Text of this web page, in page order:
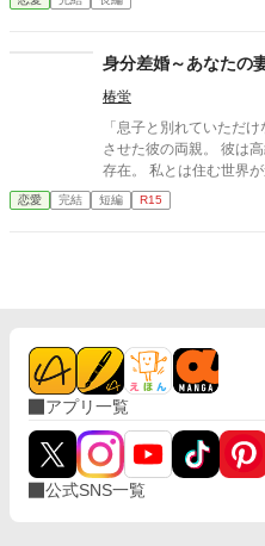
―私は同じ回廊で、祭壇
得た私は、ただ一つの
ものを取り戻し、私を破
もはや、何も以前のまま
身分差婚～あなたの
椿蛍
「息子と別れていただけないかしら？
させた彼の両親。 彼は高級住宅地『都久山』で王子様と呼ばれる
存在。 私とは住む世界が違った…… 別れを
わった。 叶わない身分差の恋だったはずが―― ※R-15くらいな
ので※マークはありませ
恋愛 完結 短編 R15
アプリ一覧
公式SNS一覧